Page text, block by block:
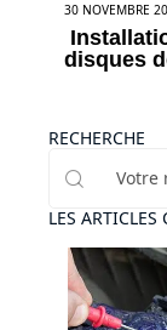
30 NOVEMBRE
disques
RECHERCHE
LES ARTICLES